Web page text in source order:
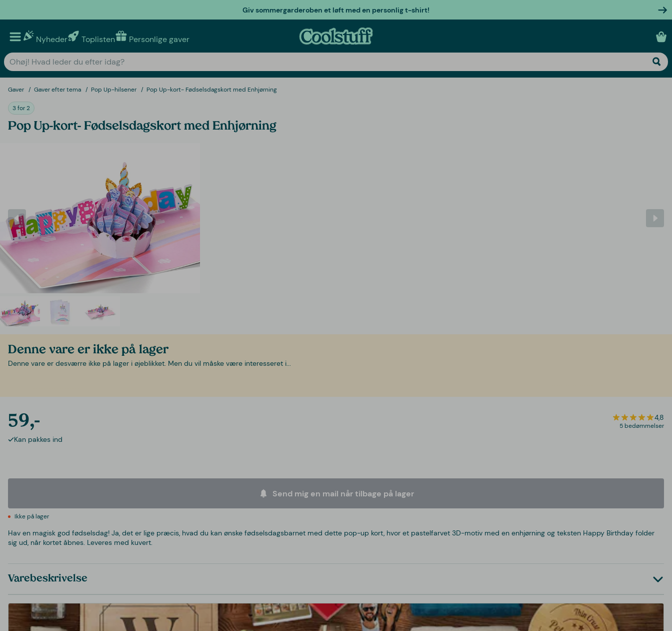
Giv sommergarderoben et løft med en personlig t-shirt!
Nyheder Toplisten Personlige gaver
Gaver Gaver efter tema Pop Up-hilsener Pop Up-kort- Fødselsdagskort med Enhjørning
3 for 2
Pop Up-kort- Fødselsdagskort med Enhjørning
Denne vare er ikke på lager
Denne vare er desværre ikke på lager i øjeblikket. Men du vil måske være interesseret i...
59,- 4,8
5 bedømmelser
Kan pakkes ind
Send mig en mail når tilbage på lager
Ikke på lager
Hav en magisk god fødselsdag! Ja, det er lige præcis, hvad du kan ønske fødselsdagsbarnet med dette pop-up kort, hvor et pastelfarvet 3D-motiv med en enhjørning og teksten Happy Birthday folder
sig ud, når kortet åbnes. Leveres med kuvert.
Varebeskrivelse